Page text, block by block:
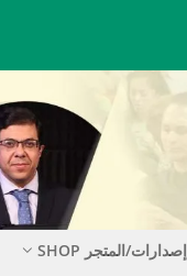
إصدارات/المتجر SHOP